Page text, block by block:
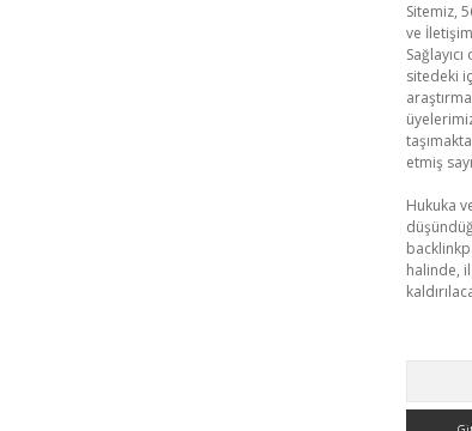
Sitemiz,
ve
sitedeki
etmiş
Hukuka
halinde,